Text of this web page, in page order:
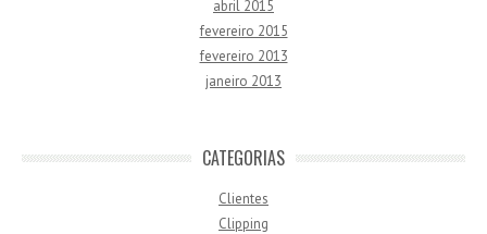
abril 2015
fevereiro 2015
fevereiro 2013
janeiro 2013
CATEGORIAS
Clientes
Clipping